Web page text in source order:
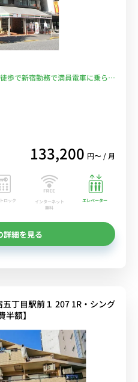
歩で新宿勤務で満員電車に乗らず
133,200 円〜 / 月
ロック
インターネット
無料
エレベーター
詳細を見る
丁目駅前１ 207 1R・シング
額】